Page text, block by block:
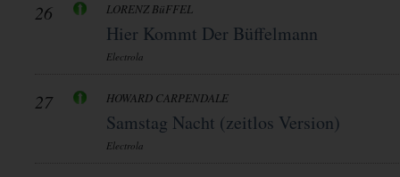
26 LORENZ BüFFEL
Hier Kommt Der Büffelmann
Electrola
27 HOWARD CARPENDALE
Samstag Nacht (zeitlos Version)
Electrola